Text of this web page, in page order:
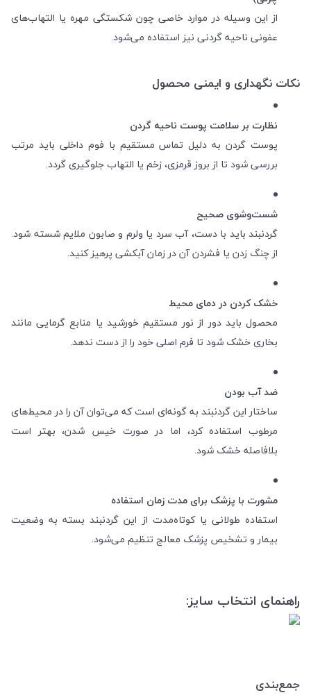
از این وسیله در موارد خاصی چون شکستگی مهره یا التهاب‌های
عفونی ناحیه گردنی نیز استفاده می‌شود.
نکات نگهداری و ایمنی محصول
نظارت بر سلامت پوست ناحیه گردن
پوست گردن به دلیل تماس مستقیم با فوم داخلی باید مرتب
بررسی شود تا از بروز قرمزی، زخم یا التهاب جلوگیری گردد.
شست‌وشوی صحیح
گردنبند باید با دست، آب سرد یا ولرم و صابون ملایم شسته شود.
از چنگ زدن یا فشردن آن در زمان آبکشی پرهیز کنید.
خشک کردن در دمای محیط
محصول باید دور از نور مستقیم خورشید یا منابع گرمایی مانند
بخاری خشک شود تا فرم اصلی خود را از دست ندهد.
ضد آب بودن
ساختار این گردنبند به گونه‌ای است که می‌توان آن را در محیط‌های
مرطوب استفاده کرد، اما در صورت خیس شدن، بهتر است
بلافاصله خشک شود.
مشورت با پزشک برای مدت زمان استفاده
استفاده طولانی یا کوتاه‌مدت از این گردنبند بسته به وضعیت
بیمار و تشخیص پزشک معالج تنظیم می‌شود.
راهنمای انتخاب سایز:
جمع‌بندی